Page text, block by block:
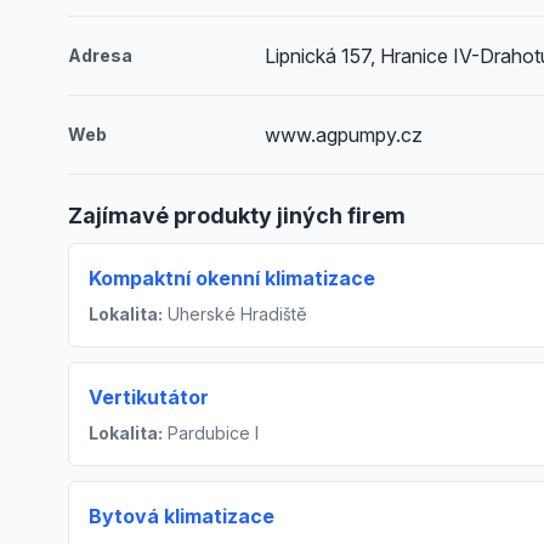
Adresa Lipnická 157, Hranice IV-
Web www.agpumpy.cz
Zajímavé produkty jiných firem
Kompaktní okenní klimatizace
Lokalita: Uherské Hradiště
Vertikutátor
Lokalita: Pardubice I
Bytová klimatizace